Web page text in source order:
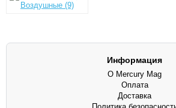
Воздушные (9)
Информация
О Mercury Mag
Оплата
Доставка